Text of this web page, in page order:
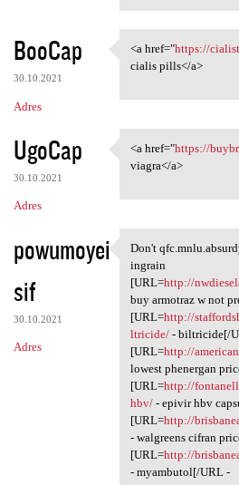
BooCap
30.10.2021
Adres
<a href="https://
<a href="https://
cialis pills</a>
UgoCap
30.10.2021
Adres
<a href="https:/
<a href="https://
viagra</a>
powumoyei
sif
30.10.2021
Adres
Don't
Don't
ingrain
[URL=http://
buy armotraz w not
[URL=http://
ltricide/- biltricide[/
[URL=http://
lowest phenergan
[URL=http://
hbv/- epivir hbv
[URL=http://
- walgreens cifran
[URL=http://
- myambutol[/URL -